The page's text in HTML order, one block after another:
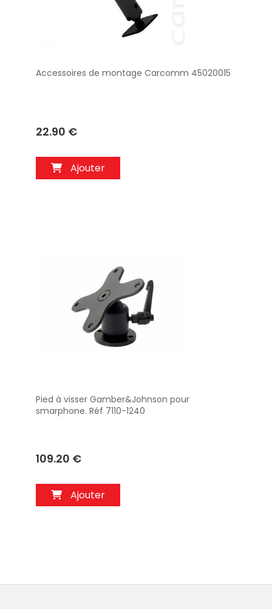
Aperçu
Accessoires de montage Carcomm 45020015
22.90 €
Ajouter
Aperçu
Pied à visser Gamber&Johnson pour
smarphone. Réf 7110-1240
109.20 €
Ajouter